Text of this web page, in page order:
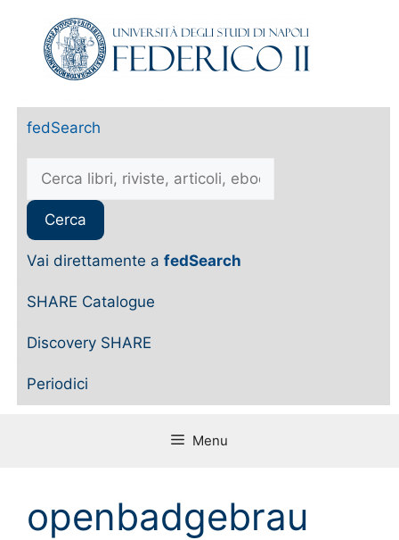
fedSearch
Vai direttamente a fedSearch
SHARE Catalogue
Discovery SHARE
Periodici
Menu
openbadgebrau